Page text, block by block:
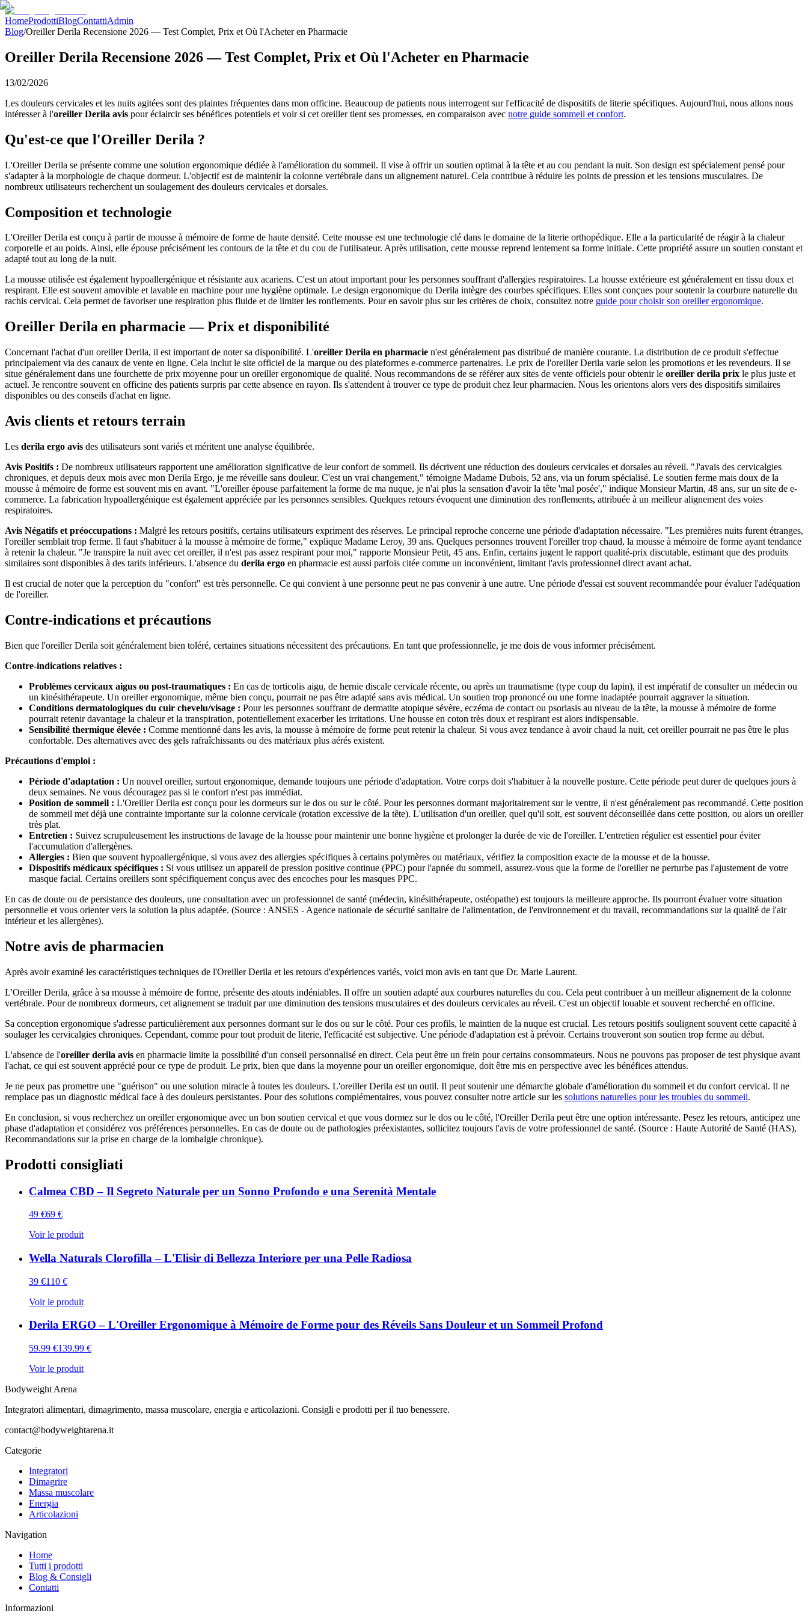
HomeProdottiBlogContattiAdmin
Blog/Oreiller Derila Recensione 2026 — Test Complet, Prix et Où l'Acheter en Pharmacie
Oreiller Derila Recensione 2026 — Test Complet, Prix et Où l'Acheter en Pharmacie
13/02/2026
Les douleurs cervicales et les nuits agitées sont des plaintes fréquentes dans mon officine. Beaucoup de patients nous interrogent sur l'efficacité de dispositifs de literie spécifiques. Aujourd'hui, nous allons nous
intéresser à l'oreiller Derila avis pour éclaircir ses bénéfices potentiels et voir si cet oreiller tient ses promesses, en comparaison avec notre guide sommeil et confort.
Qu'est-ce que l'Oreiller Derila ?
L'Oreiller Derila se présente comme une solution ergonomique dédiée à l'amélioration du sommeil. Il vise à offrir un soutien optimal à la tête et au cou pendant la nuit. Son design est spécialement pensé pour
s'adapter à la morphologie de chaque dormeur. L'objectif est de maintenir la colonne vertébrale dans un alignement naturel. Cela contribue à réduire les points de pression et les tensions musculaires. De
nombreux utilisateurs recherchent un soulagement des douleurs cervicales et dorsales.
Composition et technologie
L'Oreiller Derila est conçu à partir de mousse à mémoire de forme de haute densité. Cette mousse est une technologie clé dans le domaine de la literie orthopédique. Elle a la particularité de réagir à la chaleur
corporelle et au poids. Ainsi, elle épouse précisément les contours de la tête et du cou de l'utilisateur. Après utilisation, cette mousse reprend lentement sa forme initiale. Cette propriété assure un soutien constant et
adapté tout au long de la nuit.
La mousse utilisée est également hypoallergénique et résistante aux acariens. C'est un atout important pour les personnes souffrant d'allergies respiratoires. La housse extérieure est généralement en tissu doux et
respirant. Elle est souvent amovible et lavable en machine pour une hygiène optimale. Le design ergonomique du Derila intègre des courbes spécifiques. Elles sont conçues pour soutenir la courbure naturelle du
rachis cervical. Cela permet de favoriser une respiration plus fluide et de limiter les ronflements. Pour en savoir plus sur les critères de choix, consultez notre guide pour choisir son oreiller ergonomique.
Oreiller Derila en pharmacie — Prix et disponibilité
Concernant l'achat d'un oreiller Derila, il est important de noter sa disponibilité. L'oreiller Derila en pharmacie n'est généralement pas distribué de manière courante. La distribution de ce produit s'effectue
principalement via des canaux de vente en ligne. Cela inclut le site officiel de la marque ou des plateformes e-commerce partenaires. Le prix de l'oreiller Derila varie selon les promotions et les revendeurs. Il se
situe généralement dans une fourchette de prix moyenne pour un oreiller ergonomique de qualité. Nous recommandons de se référer aux sites de vente officiels pour obtenir le oreiller derila prix le plus juste et
actuel. Je rencontre souvent en officine des patients surpris par cette absence en rayon. Ils s'attendent à trouver ce type de produit chez leur pharmacien. Nous les orientons alors vers des dispositifs similaires
disponibles ou des conseils d'achat en ligne.
Avis clients et retours terrain
Les derila ergo avis des utilisateurs sont variés et méritent une analyse équilibrée.
Avis Positifs : De nombreux utilisateurs rapportent une amélioration significative de leur confort de sommeil. Ils décrivent une réduction des douleurs cervicales et dorsales au réveil. "J'avais des cervicalgies
chroniques, et depuis deux mois avec mon Derila Ergo, je me réveille sans douleur. C'est un vrai changement," témoigne Madame Dubois, 52 ans, via un forum spécialisé. Le soutien ferme mais doux de la
mousse à mémoire de forme est souvent mis en avant. "L'oreiller épouse parfaitement la forme de ma nuque, je n'ai plus la sensation d'avoir la tête 'mal posée'," indique Monsieur Martin, 48 ans, sur un site de e-
commerce. La fabrication hypoallergénique est également appréciée par les personnes sensibles. Quelques retours évoquent une diminution des ronflements, attribuée à un meilleur alignement des voies
respiratoires.
Avis Négatifs et préoccupations : Malgré les retours positifs, certains utilisateurs expriment des réserves. Le principal reproche concerne une période d'adaptation nécessaire. "Les premières nuits furent étranges,
l'oreiller semblait trop ferme. Il faut s'habituer à la mousse à mémoire de forme," explique Madame Leroy, 39 ans. Quelques personnes trouvent l'oreiller trop chaud, la mousse à mémoire de forme ayant tendance
à retenir la chaleur. "Je transpire la nuit avec cet oreiller, il n'est pas assez respirant pour moi," rapporte Monsieur Petit, 45 ans. Enfin, certains jugent le rapport qualité-prix discutable, estimant que des produits
similaires sont disponibles à des tarifs inférieurs. L'absence du derila ergo en pharmacie est aussi parfois citée comme un inconvénient, limitant l'avis professionnel direct avant achat.
Il est crucial de noter que la perception du "confort" est très personnelle. Ce qui convient à une personne peut ne pas convenir à une autre. Une période d'essai est souvent recommandée pour évaluer l'adéquation
de l'oreiller.
Contre-indications et précautions
Bien que l'oreiller Derila soit généralement bien toléré, certaines situations nécessitent des précautions. En tant que professionnelle, je me dois de vous informer précisément.
Contre-indications relatives :
Problèmes cervicaux aigus ou post-traumatiques : En cas de torticolis aigu, de hernie discale cervicale récente, ou après un traumatisme (type coup du lapin), il est impératif de consulter un médecin ou
un kinésithérapeute. Un oreiller ergonomique, même bien conçu, pourrait ne pas être adapté sans avis médical. Un soutien trop prononcé ou une forme inadaptée pourrait aggraver la situation.
Conditions dermatologiques du cuir chevelu/visage : Pour les personnes souffrant de dermatite atopique sévère, eczéma de contact ou psoriasis au niveau de la tête, la mousse à mémoire de forme
pourrait retenir davantage la chaleur et la transpiration, potentiellement exacerber les irritations. Une housse en coton très doux et respirant est alors indispensable.
Sensibilité thermique élevée : Comme mentionné dans les avis, la mousse à mémoire de forme peut retenir la chaleur. Si vous avez tendance à avoir chaud la nuit, cet oreiller pourrait ne pas être le plus
confortable. Des alternatives avec des gels rafraîchissants ou des matériaux plus aérés existent.
Précautions d'emploi :
Période d'adaptation : Un nouvel oreiller, surtout ergonomique, demande toujours une période d'adaptation. Votre corps doit s'habituer à la nouvelle posture. Cette période peut durer de quelques jours à
deux semaines. Ne vous découragez pas si le confort n'est pas immédiat.
Position de sommeil : L'Oreiller Derila est conçu pour les dormeurs sur le dos ou sur le côté. Pour les personnes dormant majoritairement sur le ventre, il n'est généralement pas recommandé. Cette position
de sommeil met déjà une contrainte importante sur la colonne cervicale (rotation excessive de la tête). L'utilisation d'un oreiller, quel qu'il soit, est souvent déconseillée dans cette position, ou alors un oreiller
très plat.
Entretien : Suivez scrupuleusement les instructions de lavage de la housse pour maintenir une bonne hygiène et prolonger la durée de vie de l'oreiller. L'entretien régulier est essentiel pour éviter
l'accumulation d'allergènes.
Allergies : Bien que souvent hypoallergénique, si vous avez des allergies spécifiques à certains polymères ou matériaux, vérifiez la composition exacte de la mousse et de la housse.
Dispositifs médicaux spécifiques : Si vous utilisez un appareil de pression positive continue (PPC) pour l'apnée du sommeil, assurez-vous que la forme de l'oreiller ne perturbe pas l'ajustement de votre
masque facial. Certains oreillers sont spécifiquement conçus avec des encoches pour les masques PPC.
En cas de doute ou de persistance des douleurs, une consultation avec un professionnel de santé (médecin, kinésithérapeute, ostéopathe) est toujours la meilleure approche. Ils pourront évaluer votre situation
personnelle et vous orienter vers la solution la plus adaptée. (Source : ANSES - Agence nationale de sécurité sanitaire de l'alimentation, de l'environnement et du travail, recommandations sur la qualité de l'air
intérieur et les allergènes).
Notre avis de pharmacien
Après avoir examiné les caractéristiques techniques de l'Oreiller Derila et les retours d'expériences variés, voici mon avis en tant que Dr. Marie Laurent.
L'Oreiller Derila, grâce à sa mousse à mémoire de forme, présente des atouts indéniables. Il offre un soutien adapté aux courbures naturelles du cou. Cela peut contribuer à un meilleur alignement de la colonne
vertébrale. Pour de nombreux dormeurs, cet alignement se traduit par une diminution des tensions musculaires et des douleurs cervicales au réveil. C'est un objectif louable et souvent recherché en officine.
Sa conception ergonomique s'adresse particulièrement aux personnes dormant sur le dos ou sur le côté. Pour ces profils, le maintien de la nuque est crucial. Les retours positifs soulignent souvent cette capacité à
soulager les cervicalgies chroniques. Cependant, comme pour tout produit de literie, l'efficacité est subjective. Une période d'adaptation est à prévoir. Certains trouveront son soutien trop ferme au début.
L'absence de l'oreiller derila avis en pharmacie limite la possibilité d'un conseil personnalisé en direct. Cela peut être un frein pour certains consommateurs. Nous ne pouvons pas proposer de test physique avant
l'achat, ce qui est souvent apprécié pour ce type de produit. Le prix, bien que dans la moyenne pour un oreiller ergonomique, doit être mis en perspective avec les bénéfices attendus.
Je ne peux pas promettre une "guérison" ou une solution miracle à toutes les douleurs. L'oreiller Derila est un outil. Il peut soutenir une démarche globale d'amélioration du sommeil et du confort cervical. Il ne
remplace pas un diagnostic médical face à des douleurs persistantes. Pour des solutions complémentaires, vous pouvez consulter notre article sur les solutions naturelles pour les troubles du sommeil.
En conclusion, si vous recherchez un oreiller ergonomique avec un bon soutien cervical et que vous dormez sur le dos ou le côté, l'Oreiller Derila peut être une option intéressante. Pesez les retours, anticipez une
phase d'adaptation et considérez vos préférences personnelles. En cas de doute ou de pathologies préexistantes, sollicitez toujours l'avis de votre professionnel de santé. (Source : Haute Autorité de Santé (HAS),
Recommandations sur la prise en charge de la lombalgie chronique).
Prodotti consigliati
Calmea CBD – Il Segreto Naturale per un Sonno Profondo e una Serenità Mentale
49 €69 €
Voir le produit
Wella Naturals Clorofilla – L'Elisir di Bellezza Interiore per una Pelle Radiosa
39 €110 €
Voir le produit
Derila ERGO – L'Oreiller Ergonomique à Mémoire de Forme pour des Réveils Sans Douleur et un Sommeil Profond
59.99 €139.99 €
Voir le produit
Bodyweight Arena
Integratori alimentari, dimagrimento, massa muscolare, energia e articolazioni. Consigli e prodotti per il tuo benessere.
contact@bodyweightarena.it
Categorie
Integratori
Dimagrire
Massa muscolare
Energia
Articolazioni
Navigation
Home
Tutti i prodotti
Blog & Consigli
Contatti
Informazioni